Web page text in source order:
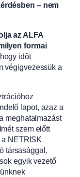
– nem
az ALFA
formai
időt
végigvezessük a
lapot, azaz a
meghatalmazást
szem előtt
NETRISK
társasággal,
egyik vezető